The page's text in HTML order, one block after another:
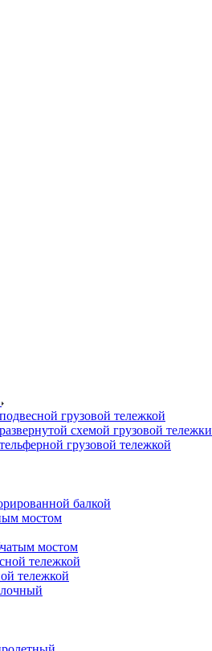
грузовой тележкой
схемой грузовой тележки
грузовой тележкой
балкой
мостом
мостом
тележкой
тележкой